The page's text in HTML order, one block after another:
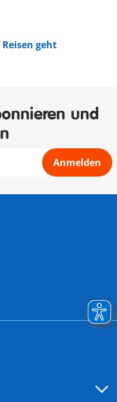
geht
und
Anmelden